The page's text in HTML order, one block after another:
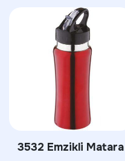
3532 Emzikli Matara